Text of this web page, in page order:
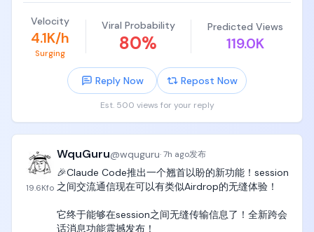
书党哥没给童年的自己买齐，党哥想扇自己100个大嘴
巴子，你们一定不要给自己家聪明的孩子留遗憾，先
把书买齐了，孩子只看10%，每本书只看一章，都是有
用的。
1. 小学、初中、高中全年级的数学、物理、信息学基础
上面这些书一定要买齐，供孩子随时按照兴趣翻阅，
吃饭时翻阅，拉屎时翻阅，无聊时翻阅，
3. 大学本科基础数学教材《微积分》《线性代数》
《概率统计》《复变函数》，如果孩子看得津津有味
Velocity
4.1K/h
Surging
Viral Probability
80%
Predicted Views
119.0K
Reply Now Repost Now
Est. 500 views for your reply
19.6Kfo
WquGuru@wquguru·7h ago发布
🎉Claude Code推出一个翘首以盼的新功能！session
之间交流通信现在可以有类似Airdrop的无缝体验！
它终于能够在session之间无缝传输信息了！全新跨会
话消息功能震撼发布！